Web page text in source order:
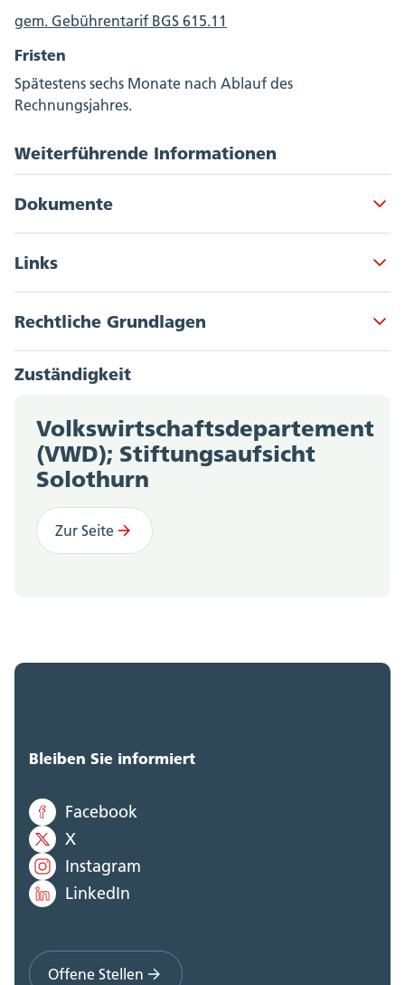
gem. Gebührentarif BGS 615.11
Fristen
Spätestens sechs Monate nach Ablauf des
Rechnungsjahres.
Weiterführende Informationen
Dokumente
Akkordeon Button
Links
Akkordeon Button
Mehr erfahren zum Thema
Stiftungsaufsicht
Rechtliche Grundlagen
Akkordeon Button
BGS 212.152 - Verordnung über die
Aufsicht über Stiftungen (VAS)
Zuständigkeit
Volkswirtschaftsdepartement
(VWD); Stiftungsaufsicht
Solothurn
Zur Seite
Bleiben Sie informiert
Facebook
X
Instagram
LinkedIn
Offene Stellen